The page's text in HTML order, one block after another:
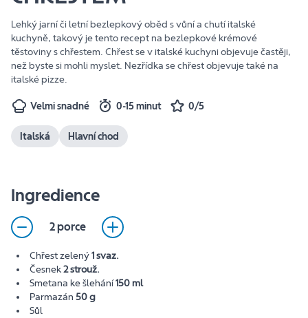
Lehký jarní či letní bezlepkový oběd s vůní a chutí italské
kuchyně, takový je tento recept na bezlepkové krémové
těstoviny s chřestem. Chřest se v italské kuchyni objevuje častěji,
než byste si mohli myslet. Nezřídka se chřest objevuje také na
italské pizze.
Velmi snadné 0-15 minut 0/5
Italská Hlavní chod
Ingredience
2 porce
Chřest zelený1 svaz.
Česnek2 strouž.
Smetana ke šlehání150 ml
Parmazán 50 g
Sůl